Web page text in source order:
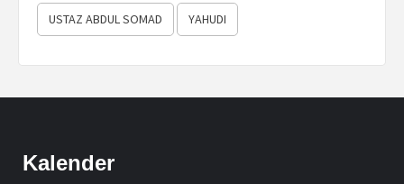
USTAZ ABDUL SOMAD YAHUDI
Kalender